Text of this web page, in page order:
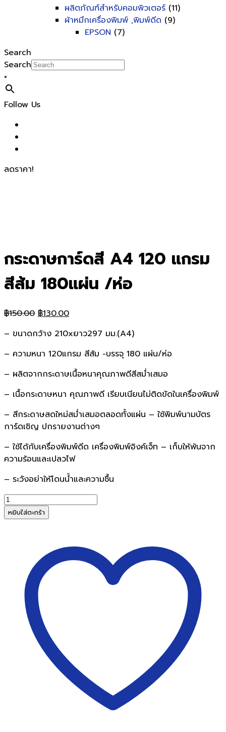
ผลิตภัณฑ์สำหรับคอมพิวเตอร์ (11)
ผ้าหมึกเครื่องพิมพ์ ,พิมพ์ดีด (9)
EPSON (7)
Search
Search
×
Follow Us
ลดราคา!
กระดาษการ์ดสี A4 120 แกรม
สีส้ม 180แผ่น /ห่อ
฿150.00 Original
was:
฿150.00.
฿130.00Current
is:
฿130.00.
– ขนาดกว้าง 210xยาว297 มม.(A4)
– ความหนา 120แกรม สีส้ม -บรรจุ 180 แผ่น/ห่อ
– ผลิตจากกระดาษเนื้อหนาคุณภาพดีสีสม่ำเสมอ
– เนื้อกระดาษหนา คุณภาพดี เรียบเนียนไม่ติดขัดในเครื่องพิมพ์
– สีกระดาษสดใหม่สม่ำเสมอตลอดทั้งแผ่น – ใช้พิมพ์นามบัตร
การ์ดเชิญ ปกรายงานต่างๆ
– ใช้ได้กับเครื่องพิมพ์ดีด เครื่องพิมพ์อิงค์เจ็ท – เก็บให้พ้นจาก
ความร้อนและเปลวไฟ
– ระวังอย่าให้โดนน้ำและความชื้น
จำนวน
กระดาษ
การ์ด
180แผ่น
หยิบใส่ตะกร้า